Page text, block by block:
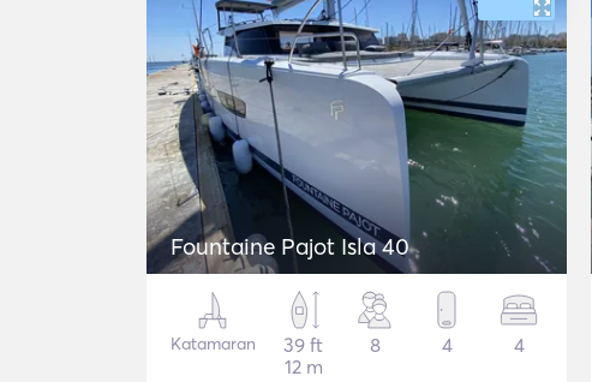
Fountaine Pajot Isla 40
Katamaran
39 ft
12 m
8 4 4